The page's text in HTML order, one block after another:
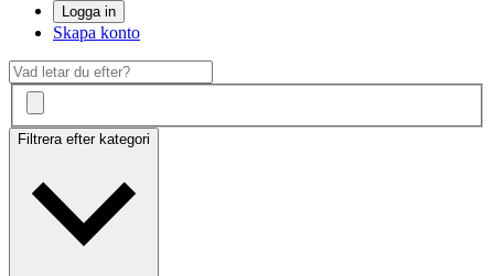
Logga in
Skapa konto
Filtrera efter kategori